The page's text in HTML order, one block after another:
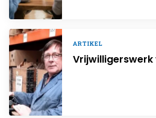
ARTIKEL
Vrijwilligerswerk